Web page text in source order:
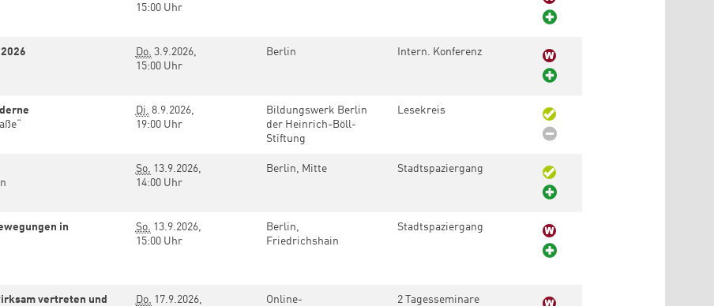
15:00 Uhr
Do. 3.9.2026,
15:00 Uhr
Berlin Intern. Konferenz
Di. 8.9.2026,
19:00 Uhr
Bildungswerk Berlin
der Heinrich-Böll-
Stiftung
Lesekreis
So. 13.9.2026,
14:00 Uhr
Berlin, Mitte Stadtspaziergang
in
So. 13.9.2026,
15:00 Uhr
Berlin,
Friedrichshain
Stadtspaziergang
vertreten und
Do. 17.9.2026,
Online-
2 Tagesseminare